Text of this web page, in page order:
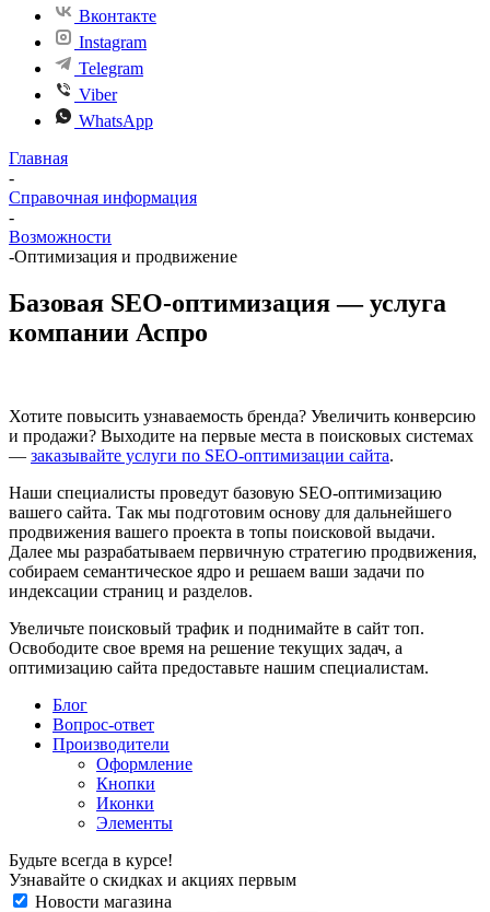
Вконтакте
Instagram
Telegram
Viber
WhatsApp
Главная
-
Справочная информация
-
Возможности
-Оптимизация и продвижение
Базовая SEO-оптимизация — услуга
компании Аспро
Хотите повысить узнаваемость бренда? Увеличить конверсию
и продажи? Выходите на первые места в поисковых системах
— заказывайте услуги по SEO-оптимизации сайта.
Наши специалисты проведут базовую SEO-оптимизацию
вашего сайта. Так мы подготовим основу для дальнейшего
продвижения вашего проекта в топы поисковой выдачи.
Далее мы разрабатываем первичную стратегию продвижения,
собираем семантическое ядро и решаем ваши задачи по
индексации страниц и разделов.
Увеличьте поисковый трафик и поднимайте в сайт топ.
Освободите свое время на решение текущих задач, а
оптимизацию сайта предоставьте нашим специалистам.
Блог
Вопрос-ответ
Производители
Оформление
Кнопки
Иконки
Элементы
Будьте всегда в курсе!
Узнавайте о скидках и акциях первым
Новости магазина